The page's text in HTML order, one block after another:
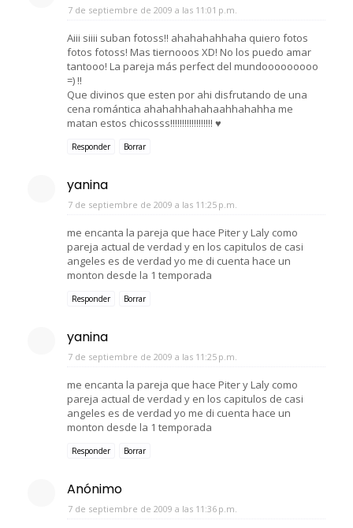
7 de septiembre de 2009 a las 11:01 p.m.
Aiii siiii suban fotoss!! ahahahahhaha quiero fotos
fotos fotoss! Mas tiernooos XD! No los puedo amar
tantooo! La pareja más perfect del mundooooooooo
=) !!
Que divinos que esten por ahi disfrutando de una
cena romántica ahahahhahahaahhahahha me
matan estos chicosss!!!!!!!!!!!!!!!!!! ♥
Responder Borrar
yanina
7 de septiembre de 2009 a las 11:25 p.m.
me encanta la pareja que hace Piter y Laly como
pareja actual de verdad y en los capitulos de casi
angeles es de verdad yo me di cuenta hace un
monton desde la 1 temporada
Responder Borrar
yanina
7 de septiembre de 2009 a las 11:25 p.m.
me encanta la pareja que hace Piter y Laly como
pareja actual de verdad y en los capitulos de casi
angeles es de verdad yo me di cuenta hace un
monton desde la 1 temporada
Responder Borrar
Anónimo
7 de septiembre de 2009 a las 11:36 p.m.